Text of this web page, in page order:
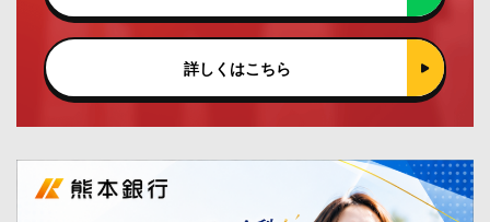
詳しくはこちら